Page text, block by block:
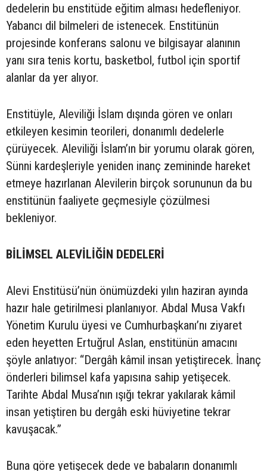
dedelerin bu enstitüde eğitim alması hedefleniyor.
Yabancı dil bilmeleri de istenecek. Enstitünün
projesinde konferans salonu ve bilgisayar alanının
yanı sıra tenis kortu, basketbol, futbol için sportif
alanlar da yer alıyor.
Enstitüyle, Aleviliği İslam dışında gören ve onları
etkileyen kesimin teorileri, donanımlı dedelerle
çürüyecek. Aleviliği İslam’ın bir yorumu olarak gören,
Sünni kardeşleriyle yeniden inanç zemininde hareket
etmeye hazırlanan Alevilerin birçok sorununun da bu
enstitünün faaliyete geçmesiyle çözülmesi
bekleniyor.
BİLİMSEL ALEVİLİĞİN DEDELERİ
Alevi Enstitüsü’nün önümüzdeki yılın haziran ayında
hazır hale getirilmesi planlanıyor. Abdal Musa Vakfı
Yönetim Kurulu üyesi ve Cumhurbaşkanı’nı ziyaret
eden heyetten Ertuğrul Aslan, enstitünün amacını
şöyle anlatıyor: “Dergâh kâmil insan yetiştirecek. İnanç
önderleri bilimsel kafa yapısına sahip yetişecek.
Tarihte Abdal Musa’nın ışığı tekrar yakılarak kâmil
insan yetiştiren bu dergâh eski hüviyetine tekrar
kavuşacak.”
Buna göre yetişecek dede ve babaların donanımlı